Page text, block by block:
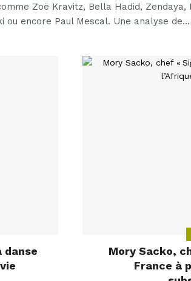
Zoë Kravitz, Bella Hadid, Zendaya,
ou encore Paul Mescal. Une analyse de…
danse
Mory Sacko,
France à